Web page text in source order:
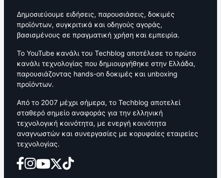
Δημοσιεύουμε ειδήσεις, παρουσιάσεις, δοκιμές
προϊόντων, συγκριτικά και οδηγούς αγοράς,
βασισμένους σε πραγματική χρήση και εμπειρία.
Το YouTube κανάλι του Techblog αποτέλεσε το πρώτο
κανάλι τεχνολογίας που δημιουργήθηκε στην Ελλάδα,
παρουσιάζοντας hands-on δοκιμές και unboxing
προϊόντων.
Από το 2007 μέχρι σήμερα, το Techblog αποτελεί
σταθερό σημείο αναφοράς για την ελληνική
τεχνολογική κοινότητα, με ενεργή κοινότητα
αναγνωστών και συνεργασίες με κορυφαίες εταιρείες
τεχνολογίας.